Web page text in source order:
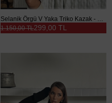
299,00 TL
1.150,00 TL